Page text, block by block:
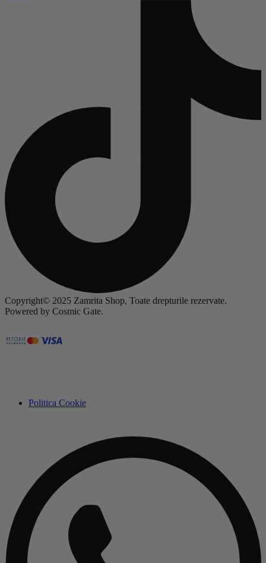
Copyright© 2025 Zamrita Shop, Toate drepturile rezervate.
Powered by Cosmic Gate.
Politica Cookie